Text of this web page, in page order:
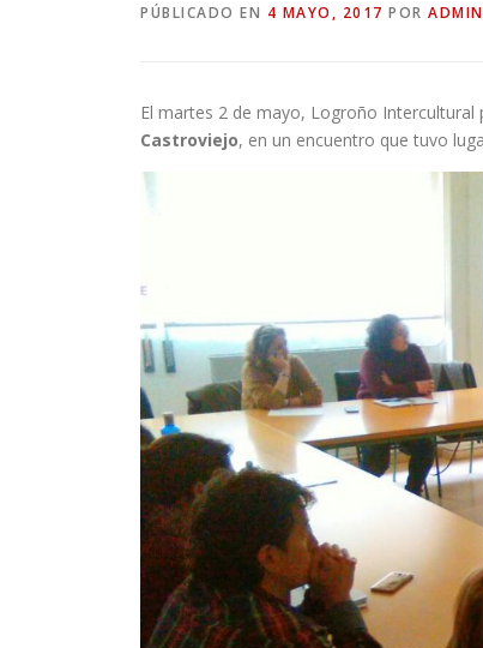
PÚBLICADO EN 4 MAYO, 2017 POR
El martes 2 de mayo, Logroño
Castroviejo, en un encuentro que tuvo